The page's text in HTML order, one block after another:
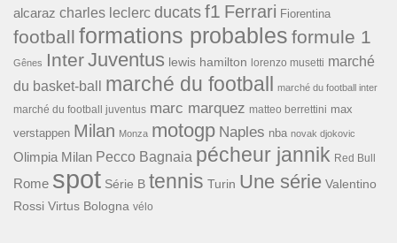
alcaraz charles leclerc ducats f1 Ferrari Fiorentina
football formations probables formule 1
Gênes InterJuventus lewis hamilton lorenzo musetti marché
du basket-ball
marché du football marché du football inter
marché du football juventus marc marquez matteo berrettini max
verstappen Milan Monza motogp Naples nba novak djokovic
Olimpia Milan Pecco Bagnaia pécheur jannik Red Bull
Rome spot Série B tennis Turin Une série Valentino
Rossi Virtus Bologna vélo